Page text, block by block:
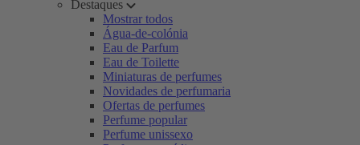
Destaques
Mostrar todos
Água-de-colónia
Eau de Parfum
Eau de Toilette
Miniaturas de perfumes
Novidades de perfumaria
Ofertas de perfumes
Perfume popular
Perfume unissexo